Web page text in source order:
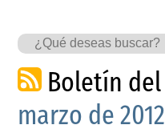
Boletín del
marzo de 2012